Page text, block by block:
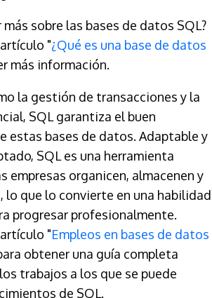
más sobre las bases de datos SQL?
"¿Qué es una base de datos
más información.
la gestión de transacciones y la
SQL garantiza el buen
estas bases de datos. Adaptable y
SQL es una herramienta
empresas organicen, almacenen y
lo que lo convierte en una habilidad
progresar profesionalmente.
"Empleos en bases de datos
obtener una guía completa
trabajos a los que se puede
de SQL.